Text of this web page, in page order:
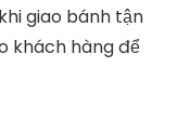
giao bánh tận
khách hàng để